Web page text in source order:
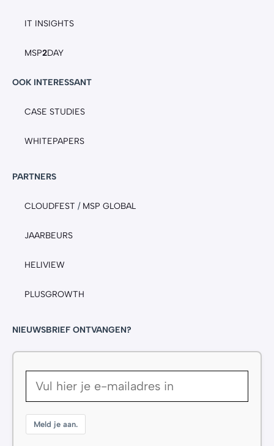
IT INSIGHTS
MSP2DAY
OOK INTERESSANT
CASE STUDIES
WHITEPAPERS
PARTNERS
CLOUDFEST / MSP GLOBAL
JAARBEURS
HELIVIEW
PLUSGROWTH
NIEUWSBRIEF ONTVANGEN?
Meld je aan.